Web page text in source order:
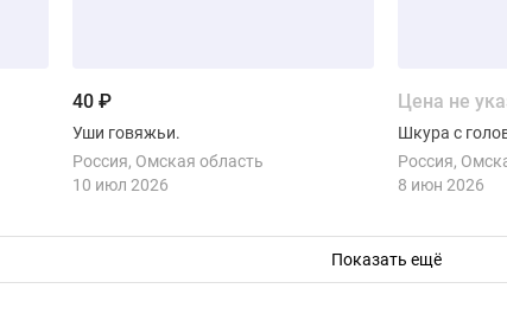
40 ₽
Уши говяжьи.
Россия Омская область
10 июл 2026
Цена не
Шкура с
Россия
8 июн 2026
Смотреть объявление Смотреть
Показать ещё